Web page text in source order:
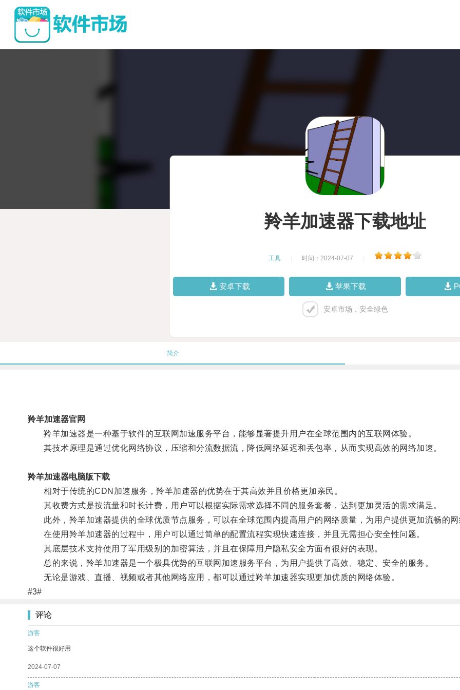
羚羊加速器下载地址
工具 时间：2024-07-07
安卓下载 苹果下载
安卓市场，安全绿色
简介
羚羊加速器官网
羚羊加速器是一种基于软件的互联网加速服务平台，能够显著提升用户在全球范围内的互联网体验。
其技术原理是通过优化网络协议，压缩和分流数据流，降低网络延迟和丢包率，从而实现高效的网络加速。
羚羊加速器电脑版下载
相对于传统的CDN加速服务，羚羊加速器的优势在于其高效并且价格更加亲民。
其收费方式是按流量和时长计费，用户可以根据实际需求选择不同的服务套餐，达到更加灵活的需求满足。
此外，羚羊加速器提供的全球优质节点服务，可以在全球范围内提高用户的网络质量，为用户提供更加流畅的网
在使用羚羊加速器的过程中，用户可以通过简单的配置流程实现快速连接，并且无需担心安全性问题。
其底层技术支持使用了军用级别的加密算法，并且在保障用户隐私安全方面有很好的表现。
总的来说，羚羊加速器是一个极具优势的互联网加速服务平台，为用户提供了高效、稳定、安全的服务。
无论是游戏、直播、视频或者其他网络应用，都可以通过羚羊加速器实现更加优质的网络体验。
#3#
评论
游客
这个软件很好用
2024-07-07
游客